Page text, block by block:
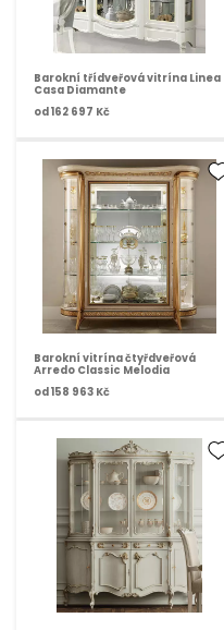
Barokní třídveřová vitrína Linea
Casa Diamante
od 162 697 Kč
Barokní vitrína čtyřdveřová
Arredo Classic Melodia
od 158 963 Kč